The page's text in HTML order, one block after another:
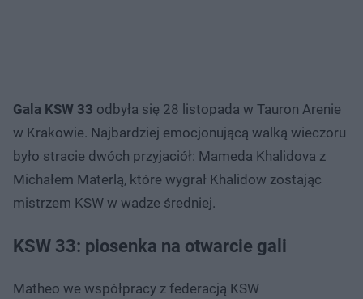
Gala KSW 33 odbyła się 28 listopada w Tauron Arenie
w Krakowie. Najbardziej emocjonującą walką wieczoru
było stracie dwóch przyjaciół: Mameda Khalidova z
Michałem Materlą, które wygrał Khalidow zostając
mistrzem KSW w wadze średniej.
KSW 33: piosenka na otwarcie gali
Matheo we współpracy z federacją KSW